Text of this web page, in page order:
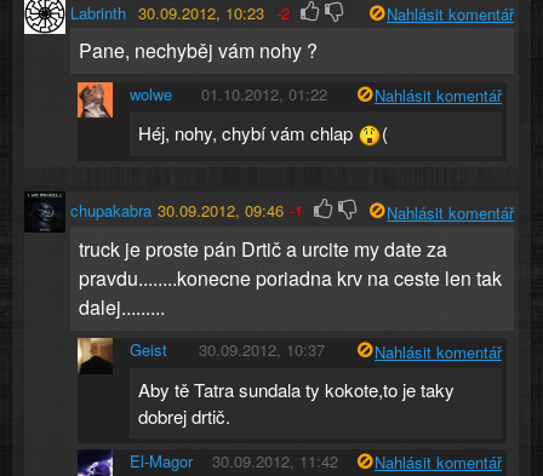
Labrinth 30.09.2012, 10:23 -2 Nahlásit komentář
Pane, nechyběj vám nohy ?
wolwe 01.10.2012, 01:22 Nahlásit komentář
Héj, nohy, chybí vám chlap (
chupakabra 30.09.2012, 09:46 -1 Nahlásit komentář
truck je proste pán Drtič a urcite my date za
pravdu........konecne poriadna krv na ceste len tak
dalej.........
Geist 30.09.2012, 10:37 Nahlásit komentář
Aby tě Tatra sundala ty kokote,to je taky
dobrej drtič.
El-Magor 30.09.2012, 11:42 Nahlásit komentář